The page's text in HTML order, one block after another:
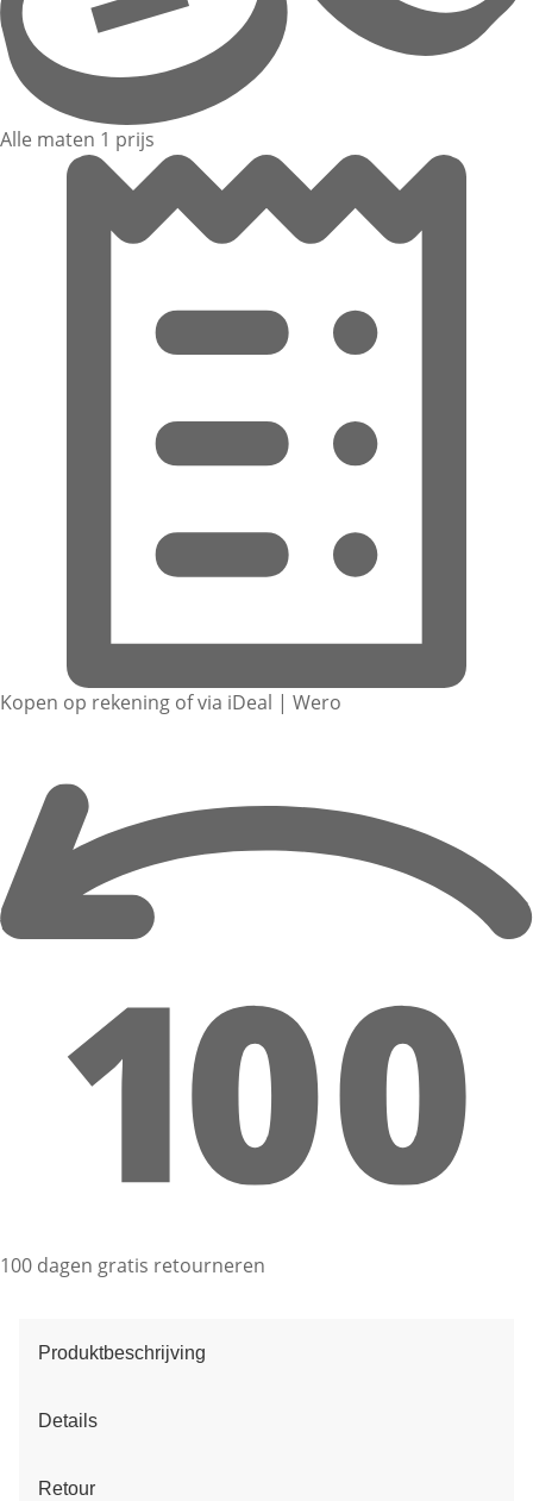
Alle maten 1 prijs
Kopen op rekening of via iDeal | Wero
100 dagen gratis retourneren
Produktbeschrijving
Details
Retour